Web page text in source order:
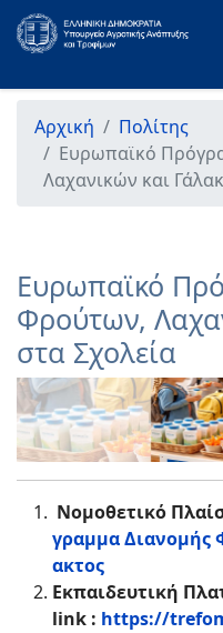
Αρχική
Πολίτης
Ευρωπαϊκό
Λαχανικών και
Ευρωπαϊκό
Φρούτων,
στα Σχολεία
Νομοθετικό
γραμμα Διανομής
ακτος
Εκπαιδευτική
link : https://